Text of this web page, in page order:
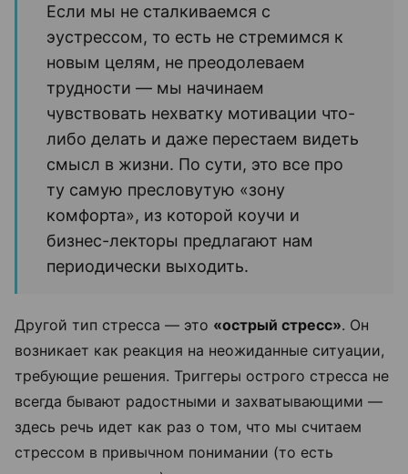
Если мы не сталкиваемся с
эустрессом, то есть не стремимся к
новым целям, не преодолеваем
трудности — мы начинаем
чувствовать нехватку мотивации что-
либо делать и даже перестаем видеть
смысл в жизни. По сути, это все про
ту самую пресловутую «зону
комфорта», из которой коучи и
бизнес-лекторы предлагают нам
периодически выходить.
Другой тип стресса — это «острый стресс». Он
возникает как реакция на неожиданные ситуации,
требующие решения. Триггеры острого стресса не
всегда бывают радостными и захватывающими —
здесь речь идет как раз о том, что мы считаем
стрессом в привычном понимании (то есть